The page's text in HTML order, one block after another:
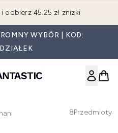
odbierz 45.25 zł zniżki
WYBÓR | KOD:
8Przedmioty